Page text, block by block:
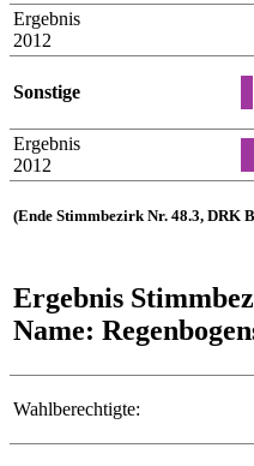
Ergebnis
2012
Sonstige
Ergebnis
2012
(Ende Stimmbezirk Nr. 48.3, DRK
Ergebnis
Name:
Wahlberechtigte: